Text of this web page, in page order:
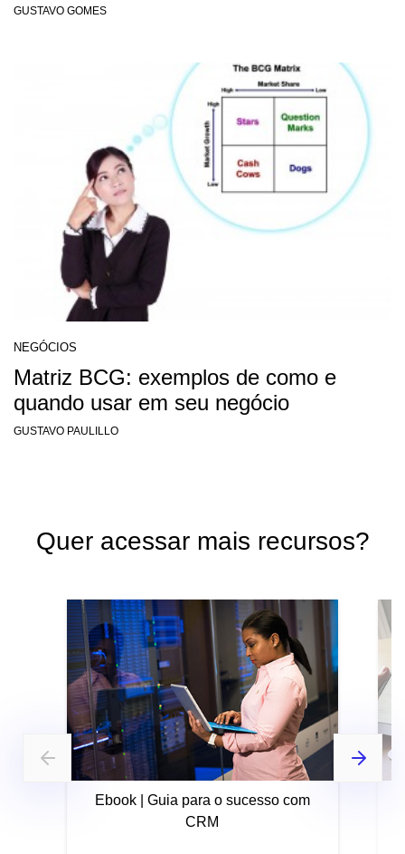
GUSTAVO GOMES
NEGÓCIOS
Matriz BCG: exemplos de como e
quando usar em seu negócio
GUSTAVO PAULILLO
Quer acessar mais recursos?
Ebook | Guia para o sucesso com
CRM